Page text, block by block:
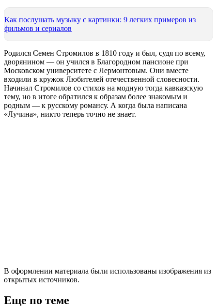
Как послушать музыку с картинки: 9 легких примеров из
фильмов и сериалов
Родился Семен Стромилов в 1810 году и был, судя по всему,
дворянином — он учился в Благородном пансионе при
Московском университете с Лермонтовым. Они вместе
входили в кружок Любителей отечественной словесности.
Начинал Стромилов со стихов на модную тогда кавказскую
тему, но в итоге обратился к образам более знакомым и
родным — к русскому романсу. А когда была написана
«Лучина», никто теперь точно не знает.
В оформлении материала были использованы изображения из
открытых источников.
Еще по теме